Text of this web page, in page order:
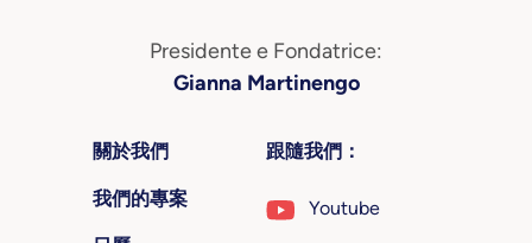
Presidente e Fondatrice:
Gianna Martinengo
關於我們
我們的專案
跟隨我們：
Youtube